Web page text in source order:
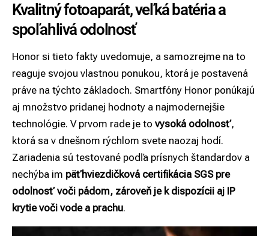
Kvalitný fotoaparát, veľká batéria a
spoľahlivá odolnosť
Honor si tieto fakty uvedomuje, a samozrejme na to
reaguje svojou vlastnou ponukou, ktorá je postavená
práve na týchto základoch. Smartfóny Honor ponúkajú
aj množstvo pridanej hodnoty a najmodernejšie
technológie. V prvom rade je to vysoká odolnosť,
ktorá sa v dnešnom rýchlom svete naozaj hodí.
Zariadenia sú testované podľa prísnych štandardov a
nechýba im päťhviezdičková certifikácia SGS pre
odolnosť voči pádom, zároveň je k dispozícii aj IP
krytie voči vode a prachu.